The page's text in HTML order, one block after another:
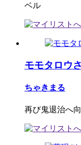
ベル
モモタロウ
ちゃきまる
再び鬼退治へ